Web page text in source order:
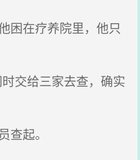
困在疗养院里，他只
交给三家去查，确实
起。